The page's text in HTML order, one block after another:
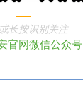
长按识别关注
官网微信公众号